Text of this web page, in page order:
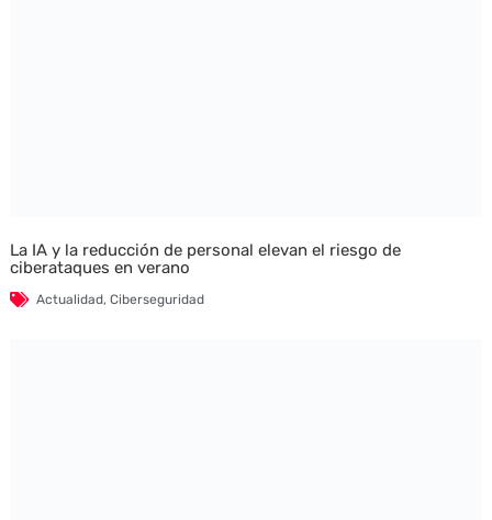
La IA y la reducción de personal elevan el riesgo de
ciberataques en verano
Actualidad, Ciberseguridad